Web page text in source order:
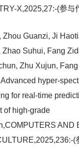
X,2025,27:-(参与
Zhou Guanzi, Ji
Zhao Suhui, Fang
Zhu Xujun, Fang
hyper-
for real-time
of high-grade
AND
(